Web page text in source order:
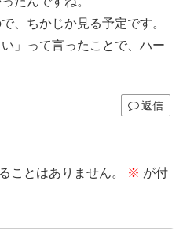
、ちかじか見る予定です。
」って言ったことで、ハー
返信
ことはありません。 ※ が付